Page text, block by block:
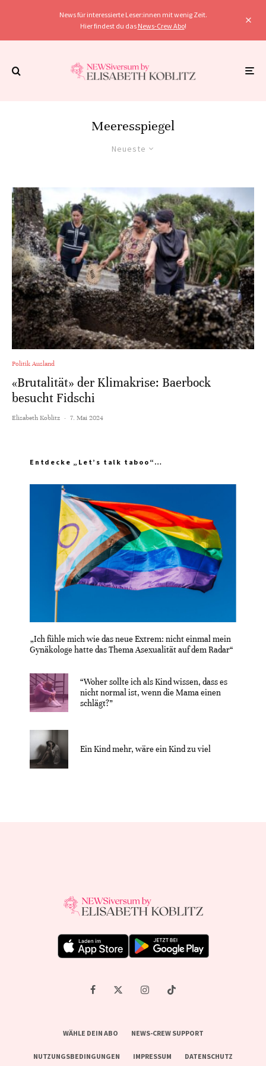
News für interessierte Leser:innen mit wenig Zeit.
Hier findest du das News-Crew Abo!
Meeresspiegel
Neueste
Politik Ausland
«Brutalität» der Klimakrise: Baerbock
besucht Fidschi
Elisabeth Koblitz · 7. Mai 2024
Entdecke „Let’s talk taboo“…
„Ich fühle mich wie das neue Extrem: nicht einmal mein
Gynäkologe hatte das Thema Asexualität auf dem Radar“
“Woher sollte ich als Kind wissen, dass es
nicht normal ist, wenn die Mama einen
schlägt?”
Ein Kind mehr, wäre ein Kind zu viel
WÄHLE DEIN ABO NEWS-CREW SUPPORT
NUTZUNGSBEDINGUNGEN IMPRESSUM DATENSCHUTZ